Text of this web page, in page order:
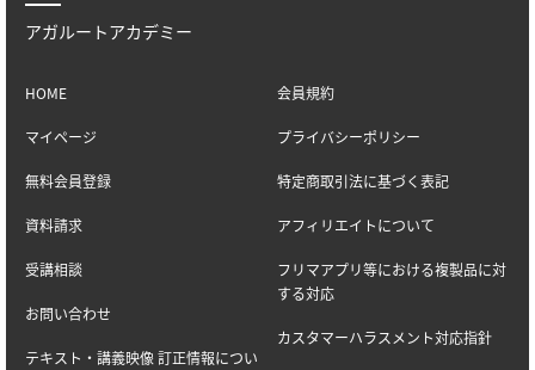
アガルートアカデミー
HOME
マイページ
無料会員登録
資料請求
受講相談
お問い合わせ
テキスト・講義映像 訂正情報につい
会員規約
プライバシーポリシー
特定商取引法に基づく表記
アフィリエイトについて
フリマアプリ等における複製品に対
する対応
カスタマーハラスメント対応指針